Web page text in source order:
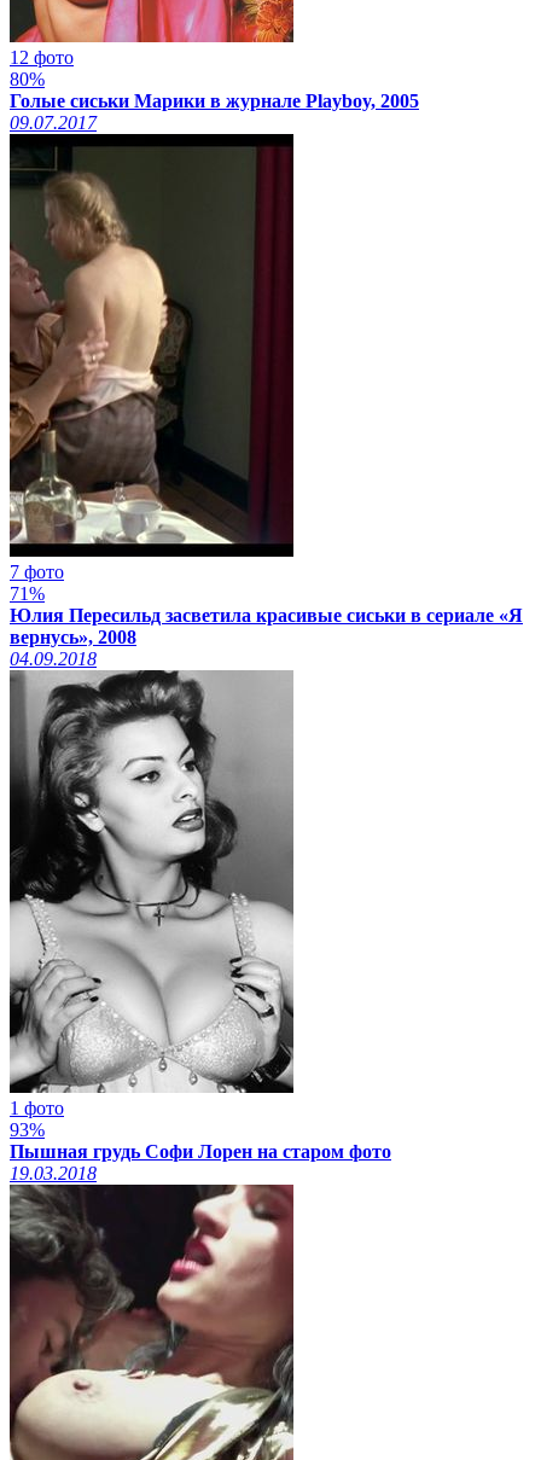
12 фото
80%
Голые сиськи Марики в журнале Playboy, 2005
09.07.2017
7 фото
71%
Юлия Пересильд засветила красивые сиськи в сериале «Я
вернусь», 2008
04.09.2018
1 фото
93%
Пышная грудь Софи Лорен на старом фото
19.03.2018